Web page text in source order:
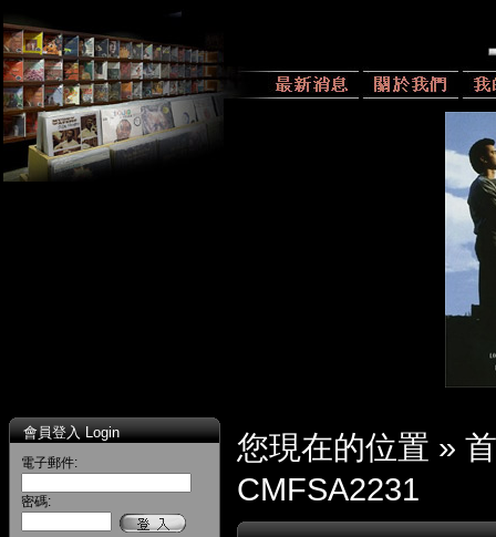
會員登入 Login
電子郵件:
密碼:
您現在的位置 »
CMFSA2231